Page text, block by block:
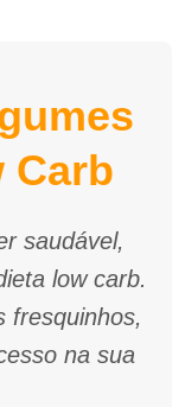
Carb
saudável,
low carb.
fresquinhos,
na sua